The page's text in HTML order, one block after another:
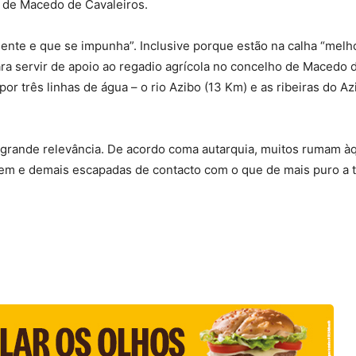
Macedo de Cavaleiros.
e que se impunha”. Inclusive porque estão na calha
servir de apoio ao regadio agrícola no concelho de Macedo
três linhas de água – o rio Azibo (13 Km) e as ribeiras do
relevância. De acordo coma autarquia, muitos rumam
e demais escapadas de contacto com o que de mais puro